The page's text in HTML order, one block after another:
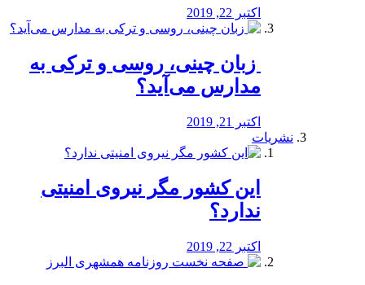
اکتبر 22, 2019
️ زبان چینی، روسی و ترکی به
مدارس می‌آید؟
اکتبر 21, 2019
نشریات
این کشور مگر نیروی امنیتی
ندارد؟
اکتبر 22, 2019